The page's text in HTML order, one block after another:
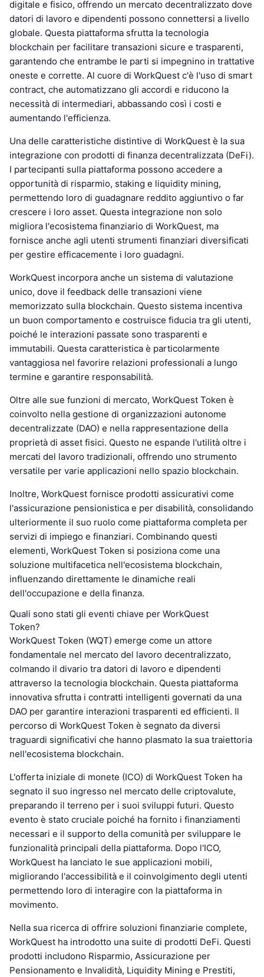
digitale e fisico, offrendo un mercato decentralizzato dove
datori di lavoro e dipendenti possono connettersi a livello
globale. Questa piattaforma sfrutta la tecnologia
blockchain per facilitare transazioni sicure e trasparenti,
garantendo che entrambe le parti si impegnino in trattative
oneste e corrette. Al cuore di WorkQuest c'è l'uso di smart
contract, che automatizzano gli accordi e riducono la
necessità di intermediari, abbassando così i costi e
aumentando l'efficienza.
Una delle caratteristiche distintive di WorkQuest è la sua
integrazione con prodotti di finanza decentralizzata (DeFi).
I partecipanti sulla piattaforma possono accedere a
opportunità di risparmio, staking e liquidity mining,
permettendo loro di guadagnare reddito aggiuntivo o far
crescere i loro asset. Questa integrazione non solo
migliora l'ecosistema finanziario di WorkQuest, ma
fornisce anche agli utenti strumenti finanziari diversificati
per gestire efficacemente i loro guadagni.
WorkQuest incorpora anche un sistema di valutazione
unico, dove il feedback delle transazioni viene
memorizzato sulla blockchain. Questo sistema incentiva
un buon comportamento e costruisce fiducia tra gli utenti,
poiché le interazioni passate sono trasparenti e
immutabili. Questa caratteristica è particolarmente
vantaggiosa nel favorire relazioni professionali a lungo
termine e garantire responsabilità.
Oltre alle sue funzioni di mercato, WorkQuest Token è
coinvolto nella gestione di organizzazioni autonome
decentralizzate (DAO) e nella rappresentazione della
proprietà di asset fisici. Questo ne espande l'utilità oltre i
mercati del lavoro tradizionali, offrendo uno strumento
versatile per varie applicazioni nello spazio blockchain.
Inoltre, WorkQuest fornisce prodotti assicurativi come
l'assicurazione pensionistica e per disabilità, consolidando
ulteriormente il suo ruolo come piattaforma completa per
servizi di impiego e finanziari. Combinando questi
elementi, WorkQuest Token si posiziona come una
soluzione multifacetica nell'ecosistema blockchain,
influenzando direttamente le dinamiche reali
dell'occupazione e della finanza.
Quali sono stati gli eventi chiave per WorkQuest
Token?
WorkQuest Token (WQT) emerge come un attore
fondamentale nel mercato del lavoro decentralizzato,
colmando il divario tra datori di lavoro e dipendenti
attraverso la tecnologia blockchain. Questa piattaforma
innovativa sfrutta i contratti intelligenti governati da una
DAO per garantire interazioni trasparenti ed efficienti. Il
percorso di WorkQuest Token è segnato da diversi
traguardi significativi che hanno plasmato la sua traiettoria
nell'ecosistema blockchain.
L'offerta iniziale di monete (ICO) di WorkQuest Token ha
segnato il suo ingresso nel mercato delle criptovalute,
preparando il terreno per i suoi sviluppi futuri. Questo
evento è stato cruciale poiché ha fornito i finanziamenti
necessari e il supporto della comunità per sviluppare le
funzionalità principali della piattaforma. Dopo l'ICO,
WorkQuest ha lanciato le sue applicazioni mobili,
migliorando l'accessibilità e il coinvolgimento degli utenti
permettendo loro di interagire con la piattaforma in
movimento.
Nella sua ricerca di offrire soluzioni finanziarie complete,
WorkQuest ha introdotto una suite di prodotti DeFi. Questi
prodotti includono Risparmio, Assicurazione per
Pensionamento e Invalidità, Liquidity Mining e Prestiti,